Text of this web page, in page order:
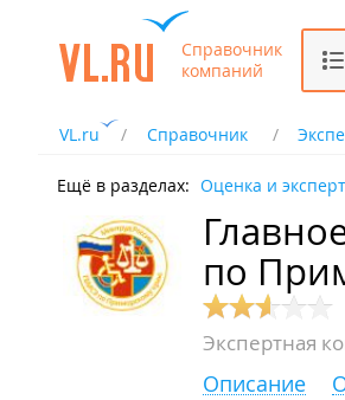
Справочник
компаний
VL.ru Справочник
Ещё в разделах: Оценка и
по
Экспертная
Описание